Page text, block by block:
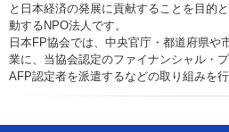
アクセス
お問い合わせ
と日本経済の発展に貢献することを目的
動するNPO法人です。
日本FP協会では、中央官庁・都道府県や
業に、当協会認定のファイナンシャル・
AFP認定者を派遣するなどの取り組みを行